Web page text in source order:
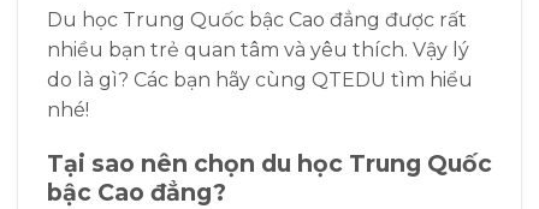
Du học Trung Quốc bậc Cao đẳng được rất
nhiều bạn trẻ quan tâm và yêu thích. Vậy lý
do là gì? Các bạn hãy cùng QTEDU tìm hiểu
nhé!
Tại sao nên chọn du học Trung Quốc
bậc Cao đẳng?